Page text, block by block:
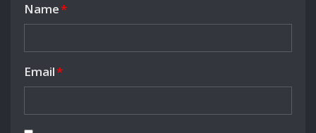
Name*
Email*